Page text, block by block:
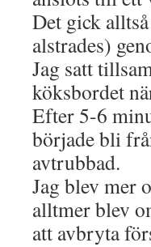
Det gick
alstrades)
Jag satt
köksbordet
Efter 5-6
började bli
avtrubbad.
Jag blev mer
alltmer blev
att avbryta